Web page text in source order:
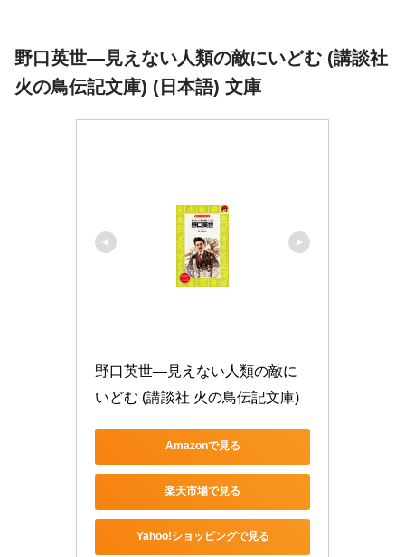
野口英世―見えない人類の敵にいどむ (講談社
火の鳥伝記文庫) (日本語) 文庫
野口英世―見えない人類の敵に
いどむ (講談社 火の鳥伝記文庫)
Amazonで見る
楽天市場で見る
Yahoo!ショッピングで見る